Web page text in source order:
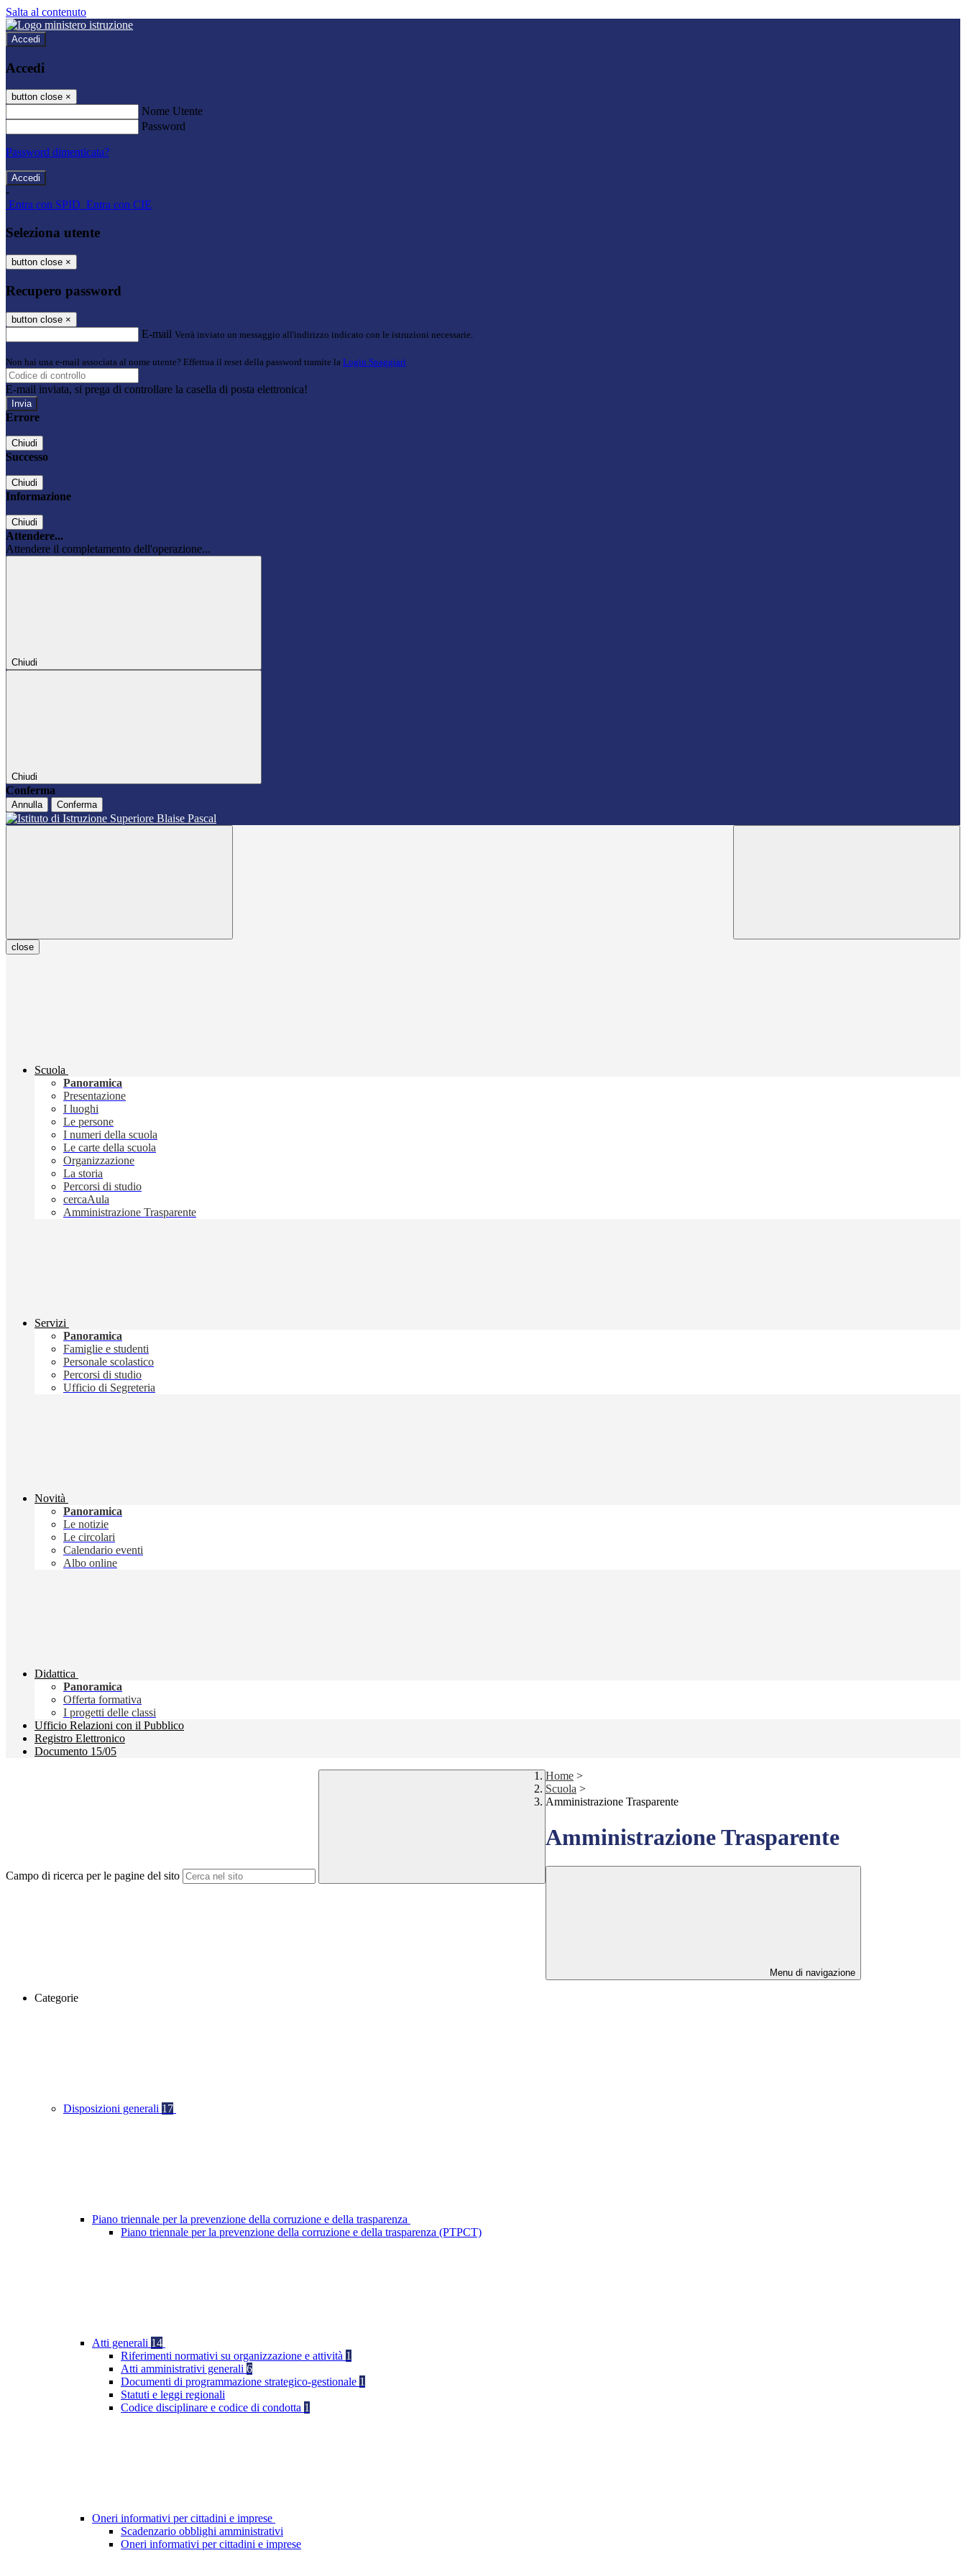
Salta al contenuto
Accedi
Accedi
button close ×
Nome Utente
Password
Password dimenticata?
-
Entra con SPID Entra con CIE
Seleziona utente
button close ×
Recupero password
button close ×
E-mail Verrà inviato un messaggio all'indirizzo indicato con le istruzioni necessarie.
Non hai una e-mail associata al nome utente? Effettua il reset della password tramite la Login Spaggiari
E-mail inviata, si prega di controllare la casella di posta elettronica!
Errore
Chiudi
Successo
Chiudi
Informazione
Chiudi
Attendere...
Attendere il completamento dell'operazione...
Chiudi
Chiudi
Conferma
Annulla Conferma
close
Scuola
Panoramica
Presentazione
I luoghi
Le persone
I numeri della scuola
Le carte della scuola
Organizzazione
La storia
Percorsi di studio
cercaAula
Amministrazione Trasparente
Servizi
Panoramica
Famiglie e studenti
Personale scolastico
Percorsi di studio
Ufficio di Segreteria
Novità
Panoramica
Le notizie
Le circolari
Calendario eventi
Albo online
Didattica
Panoramica
Offerta formativa
I progetti delle classi
Ufficio Relazioni con il Pubblico
Registro Elettronico
Documento 15/05
Campo di ricerca per le pagine del sito
Home >
Scuola >
Amministrazione Trasparente
Amministrazione Trasparente
Menu di navigazione
Categorie
Disposizioni generali 17
Piano triennale per la prevenzione della corruzione e della trasparenza
Piano triennale per la prevenzione della corruzione e della trasparenza (PTPCT)
Atti generali 14
Riferimenti normativi su organizzazione e attività 1
Atti amministrativi generali 6
Documenti di programmazione strategico-gestionale 1
Statuti e leggi regionali
Codice disciplinare e codice di condotta 1
Oneri informativi per cittadini e imprese
Scadenzario obblighi amministrativi
Oneri informativi per cittadini e imprese